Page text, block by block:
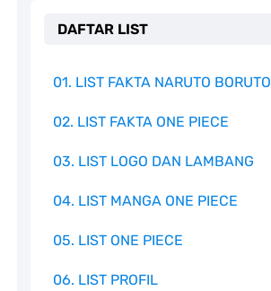
DAFTAR LIST
01. LIST FAKTA NARUTO BORUTO
02. LIST FAKTA ONE PIECE
03. LIST LOGO DAN LAMBANG
04. LIST MANGA ONE PIECE
05. LIST ONE PIECE
06. LIST PROFIL